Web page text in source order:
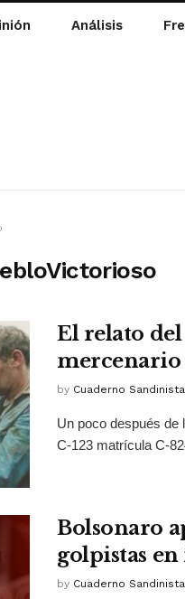
Análisis
El relato
mercenario
by Cuaderno Sandinista
Un poco después de
C-123 matrícula C-
Bolsonaro
golpistas
by Cuaderno Sandinista